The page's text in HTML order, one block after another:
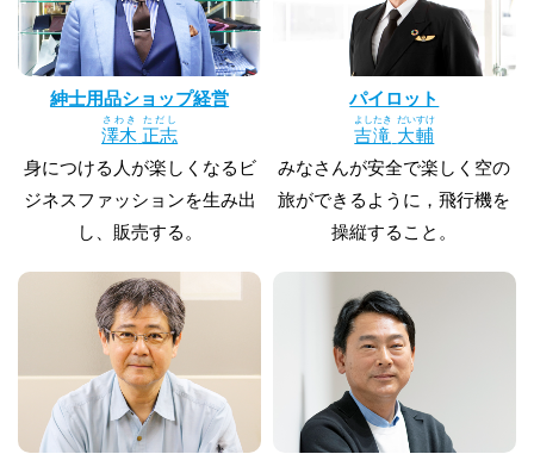
紳士用品ショップ経営
澤木
さわき
正志
ただし
身につける人が楽しくなるビ
ジネスファッションを生み出
し、販売する。
パイロット
吉滝
よしたき
大輔
だいすけ
みなさんが安全で楽しく空の
旅ができるように，飛行機を
操縦すること。